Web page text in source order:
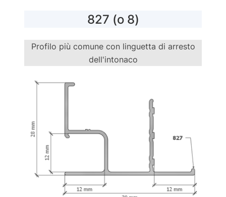
827 (o 8)
Profilo più comune con linguetta di arresto
dell'intonaco